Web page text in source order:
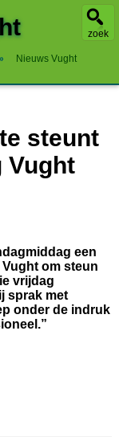
zoek
Nieuws Vught
steunt
Vught
een
om steun
vrijdag
sprak met
onder de indruk